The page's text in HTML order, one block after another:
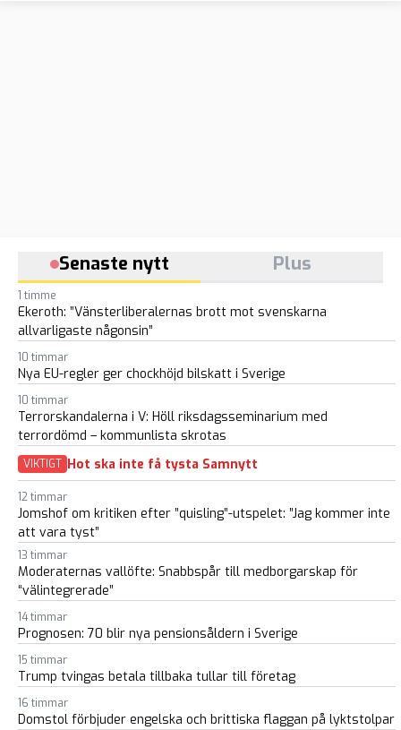
Senaste nytt Plus
1 timme
Ekeroth: ”Vänsterliberalernas brott mot svenskarna
allvarligaste någonsin”
10 timmar
Nya EU-regler ger chockhöjd bilskatt i Sverige
10 timmar
Terrorskandalerna i V: Höll riksdagsseminarium med
terrordömd – kommunlista skrotas
VIKTIGT Hot ska inte få tysta Samnytt
12 timmar
Jomshof om kritiken efter ”quisling”-utspelet: ”Jag kommer inte
att vara tyst”
13 timmar
Moderaternas vallöfte: Snabbspår till medborgarskap för
“välintegrerade”
14 timmar
Prognosen: 70 blir nya pensionsåldern i Sverige
15 timmar
Trump tvingas betala tillbaka tullar till företag
16 timmar
Domstol förbjuder engelska och brittiska flaggan på lyktstolpar